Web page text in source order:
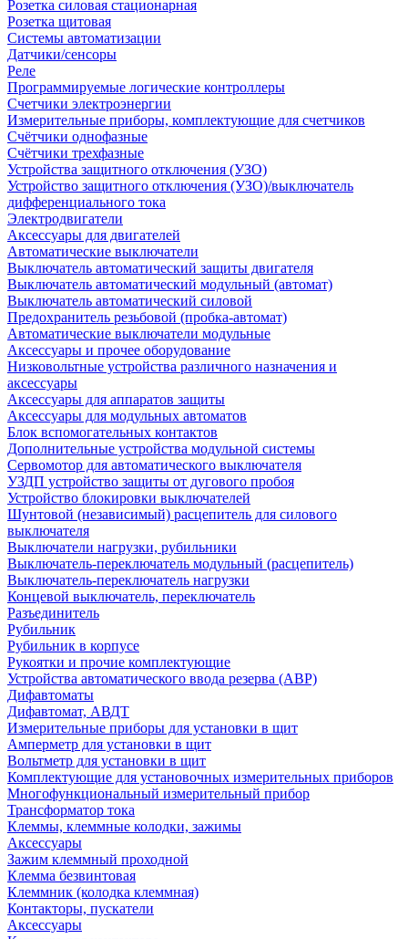
Розетка силовая стационарная
Розетка щитовая
Системы автоматизации
Датчики/сенсоры
Реле
Программируемые логические контроллеры
Счетчики электроэнергии
Измерительные приборы, комплектующие для счетчиков
Счётчики однофазные
Счётчики трехфазные
Устройства защитного отключения (УЗО)
Устройство защитного отключения (УЗО)/выключатель
дифференциального тока
Электродвигатели
Аксессуары для двигателей
Автоматические выключатели
Выключатель автоматический защиты двигателя
Выключатель автоматический модульный (автомат)
Выключатель автоматический силовой
Предохранитель резьбовой (пробка-автомат)
Автоматические выключатели модульные
Аксессуары и прочее оборудование
Низковольтные устройства различного назначения и
аксессуары
Аксессуары для аппаратов защиты
Аксессуары для модульных автоматов
Блок вспомогательных контактов
Дополнительные устройства модульной системы
Сервомотор для автоматического выключателя
УЗДП устройство защиты от дугового пробоя
Устройство блокировки выключателей
Шунтовой (независимый) расцепитель для силового
выключателя
Выключатели нагрузки, рубильники
Выключатель-переключатель модульный (расцепитель)
Выключатель-переключатель нагрузки
Концевой выключатель, переключатель
Разъединитель
Рубильник
Рубильник в корпусе
Рукоятки и прочие комплектующие
Устройства автоматического ввода резерва (АВР)
Дифавтоматы
Дифавтомат, АВДТ
Измерительные приборы для установки в щит
Амперметр для установки в щит
Вольтметр для установки в щит
Комплектующие для установочных измерительных приборов
Многофункциональный измерительный прибор
Трансформатор тока
Клеммы, клеммные колодки, зажимы
Аксессуары
Зажим клеммный проходной
Клемма безвинтовая
Клеммник (колодка клеммная)
Контакторы, пускатели
Аксессуары